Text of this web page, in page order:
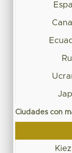
Ciudades con
Kiez